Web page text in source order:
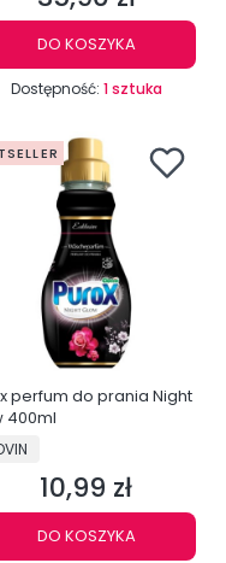
DO KOSZYKA
Dostępność: 1 sztuka
perfum do prania Night
Glow 400ml
Cena
10,99 zł
DO KOSZYKA